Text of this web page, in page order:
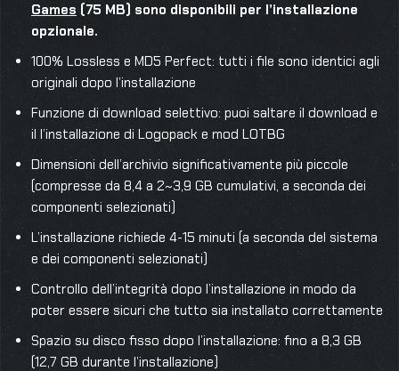
Games (75 MB) sono disponibili per l’installazione
opzionale.
100% Lossless e MD5 Perfect: tutti i file sono identici agli
originali dopo l’installazione
Funzione di download selettivo: puoi saltare il download e
il l’installazione di Logopack e mod LOTBG
Dimensioni dell’archivio significativamente più piccole
(compresse da 8,4 a 2~3,9 GB cumulativi, a seconda dei
componenti selezionati)
L’installazione richiede 4-15 minuti (a seconda del sistema
e dei componenti selezionati)
Controllo dell’integrità dopo l’installazione in modo da
poter essere sicuri che tutto sia installato correttamente
Spazio su disco fisso dopo l’installazione: fino a 8,3 GB
(12,7 GB durante l’installazione)